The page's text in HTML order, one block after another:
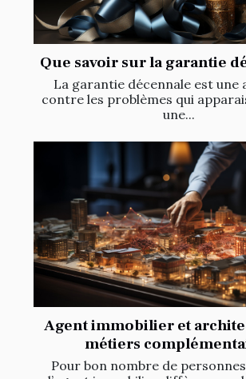
Que savoir sur la garantie
La garantie décennale est une
contre les problèmes qui
une...
Agent immobilier et
métiers
Pour bon nombre de